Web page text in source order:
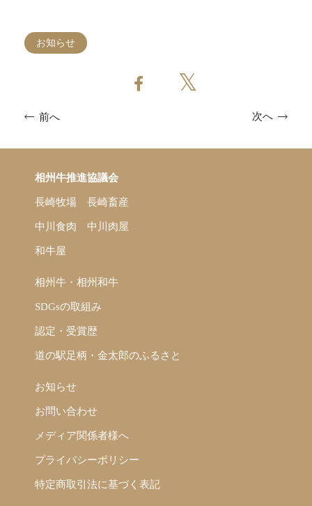
お知らせ
前へ 次へ
相州牛推進協議会
長崎牧場 長崎畜産
中川食肉 中川肉屋
和牛屋
相州牛・相州和牛
SDGsの取組み
認定・受賞歴
道の駅足柄・金太郎のふるさと
お知らせ
お問い合わせ
メディア関係者様へ
プライバシーポリシー
特定商取引法に基づく表記